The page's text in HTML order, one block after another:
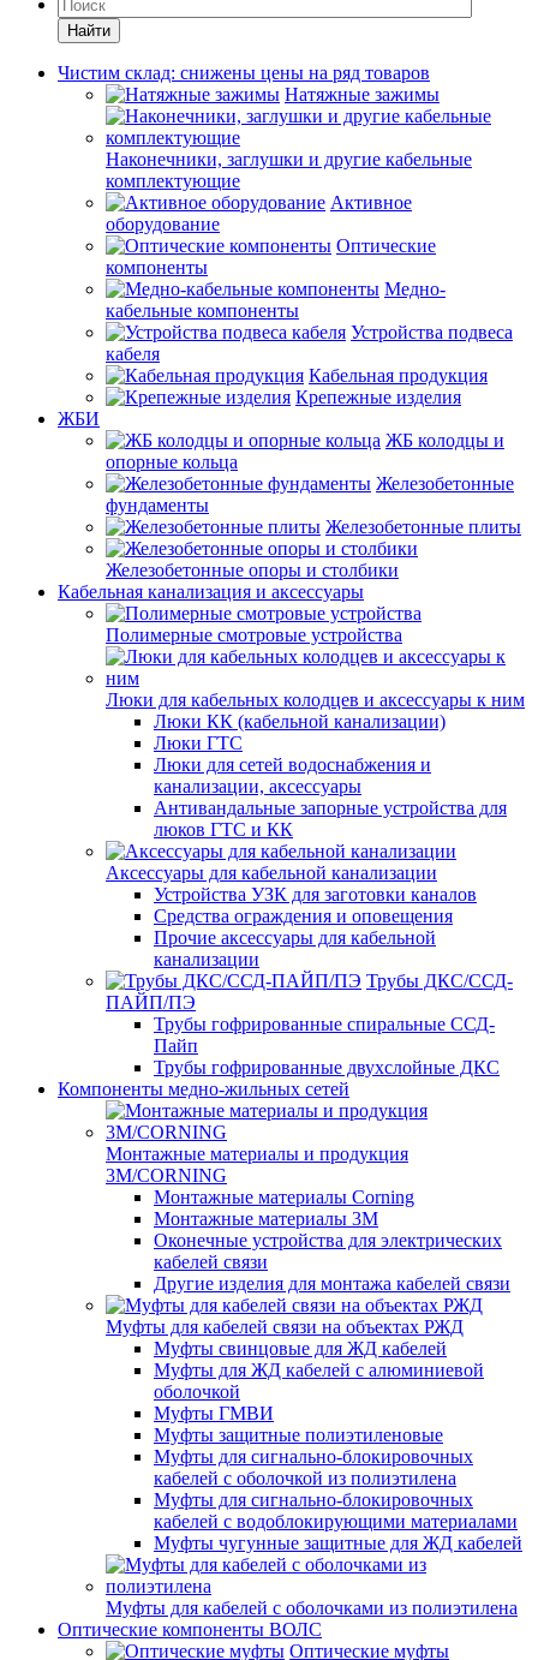
Найти
Чистим склад: снижены цены на ряд товаров
Натяжные зажимы
Наконечники, заглушки и другие кабельные
комплектующие
Активное
оборудование
Оптические
компоненты
Медно-
кабельные компоненты
Устройства подвеса
кабеля
Кабельная продукция
Крепежные изделия
ЖБИ
ЖБ колодцы и
опорные кольца
Железобетонные
фундаменты
Железобетонные плиты
Железобетонные опоры и столбики
Кабельная канализация и аксессуары
Полимерные смотровые устройства
Люки для кабельных колодцев и аксессуары к ним
Люки КК (кабельной канализации)
Люки ГТС
Люки для сетей водоснабжения и
канализации, аксессуары
Антивандальные запорные устройства для
люков ГТС и КК
Аксессуары для кабельной канализации
Устройства УЗК для заготовки каналов
Средства ограждения и оповещения
Прочие аксессуары для кабельной
канализации
Трубы ДКС/ССД-
ПАЙП/ПЭ
Трубы гофрированные спиральные ССД-
Пайп
Трубы гофрированные двухслойные ДКС
Компоненты медно-жильных сетей
Монтажные материалы и продукция
3M/CORNING
Монтажные материалы Corning
Монтажные материалы 3M
Оконечные устройства для электрических
кабелей связи
Другие изделия для монтажа кабелей связи
Муфты для кабелей связи на объектах РЖД
Муфты свинцовые для ЖД кабелей
Муфты для ЖД кабелей с алюминиевой
оболочкой
Муфты ГМВИ
Муфты защитные полиэтиленовые
Муфты для сигнально-блокировочных
кабелей с оболочкой из полиэтилена
Муфты для сигнально-блокировочных
кабелей с водоблокирующими материалами
Муфты чугунные защитные для ЖД кабелей
Муфты для кабелей с оболочками из полиэтилена
Оптические компоненты ВОЛС
Оптические муфты